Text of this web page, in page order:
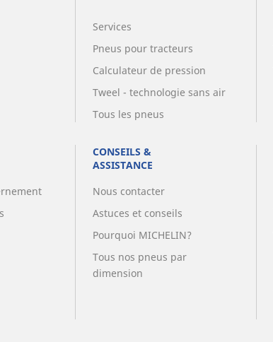
Services
Pneus pour tracteurs
Calculateur de pression
Tweel - technologie sans air
Tous les pneus
CONSEILS &
ASSISTANCE
Nous contacter
Astuces et conseils
Pourquoi MICHELIN?
Tous nos pneus par
dimension